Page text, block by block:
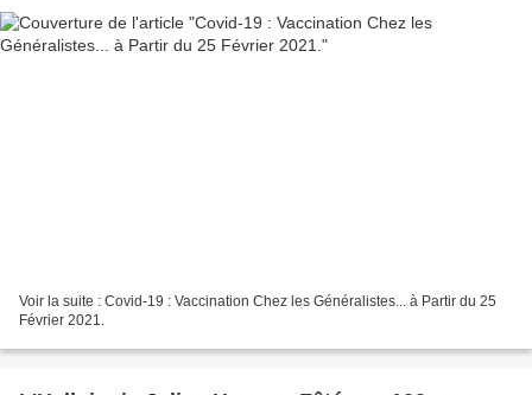
Voir la suite : Covid-19 : Vaccination Chez les Généralistes... à Partir du 25
Février 2021.